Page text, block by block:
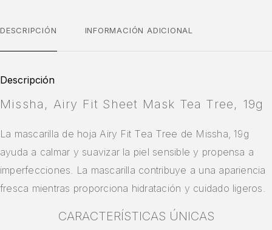
DESCRIPCIÓN INFORMACIÓN ADICIONAL
Descripción
Missha, Airy Fit Sheet Mask Tea Tree, 19g
La mascarilla de hoja Airy Fit Tea Tree de Missha, 19g
ayuda a calmar y suavizar la piel sensible y propensa a
imperfecciones. La mascarilla contribuye a una apariencia
fresca mientras proporciona hidratación y cuidado ligeros.
CARACTERÍSTICAS ÚNICAS